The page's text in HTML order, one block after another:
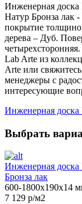
Инженерная доска
Натур Бронза лак
покрытие
дерева – Дуб.
Lab Arte из
Arte или
менеджеры с
интересующие
Инженерная
Выбрать
Инженерная доска
Бронза лак
600-1800х190х14
7 129 р/м2